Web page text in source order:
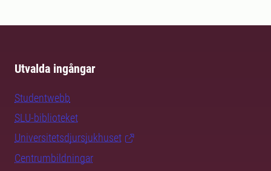
Utvalda ingångar
Studentwebb
SLU-biblioteket
Universitetsdjursjukhuset
Centrumbildningar